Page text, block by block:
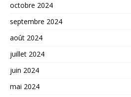
octobre 2024
septembre 2024
août 2024
juillet 2024
juin 2024
mai 2024